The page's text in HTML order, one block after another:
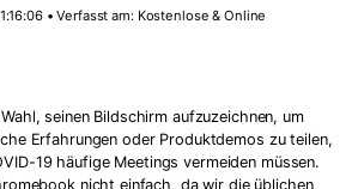
• Verfasst am: Kostenlose & Online
seinen Bildschirm aufzuzeichnen, um
Erfahrungen oder Produktdemos zu teilen,
19 häufige Meetings vermeiden müssen.
nicht einfach, da wir die üblichen